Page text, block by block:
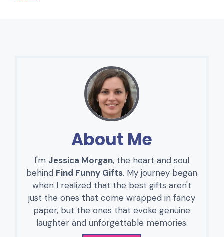
About Me
I'm Jessica Morgan, the heart and soul
behind Find Funny Gifts. My journey began
when I realized that the best gifts aren't
just the ones that come wrapped in fancy
paper, but the ones that evoke genuine
laughter and unforgettable memories.